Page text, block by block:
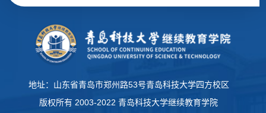
地址：山东省青岛市郑州路53号青岛科技大学四方校区
版权所有 2003-2022 青岛科技大学继续教育学院